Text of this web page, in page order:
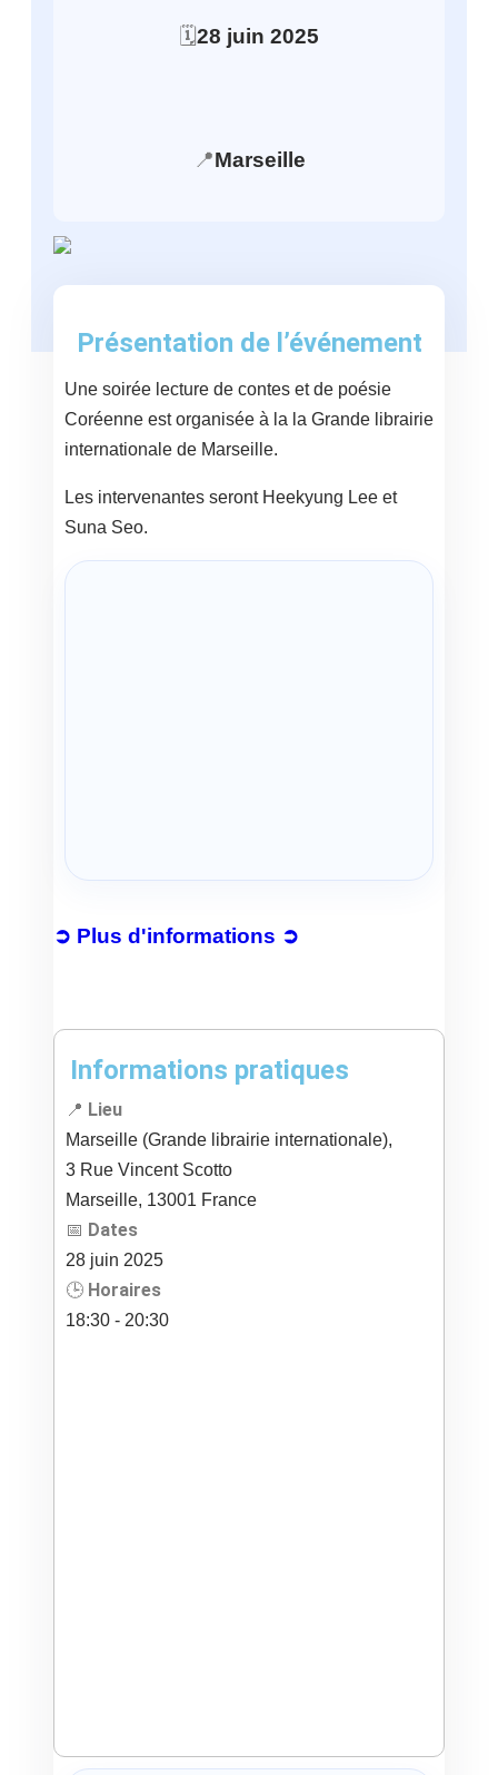
🗓️28 juin 2025
📍Marseille
Présentation de l’événement
Une soirée lecture de contes et de poésie
Coréenne est organisée à la la Grande librairie
internationale de Marseille.
Les intervenantes seront Heekyung Lee et
Suna Seo.
➲ Plus d'informations ➲
Informations pratiques
📍 Lieu
Marseille (Grande librairie internationale),
3 Rue Vincent Scotto
Marseille, 13001 France
📅 Dates
28 juin 2025
🕒 Horaires
18:30 - 20:30